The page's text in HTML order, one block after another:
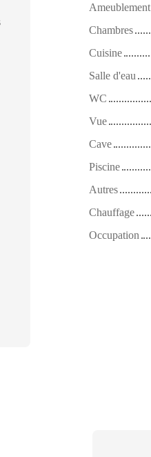
Ameublement
Chambres
Cuisine
Salle d'eau
WC
Vue
Cave
Piscine
Autres
Chauffage
Occupation